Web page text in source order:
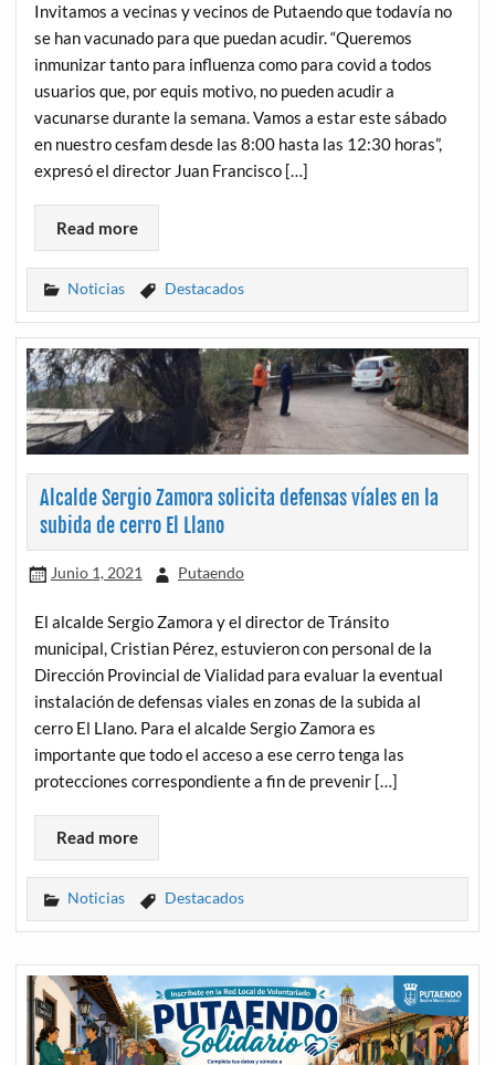
Invitamos a vecinas y vecinos de Putaendo que todavía no
se han vacunado para que puedan acudir. “Queremos
inmunizar tanto para influenza como para covid a todos
usuarios que, por equis motivo, no pueden acudir a
vacunarse durante la semana. Vamos a estar este sábado
en nuestro cesfam desde las 8:00 hasta las 12:30 horas”,
expresó el director Juan Francisco […]
Read more
Noticias Destacados
Alcalde Sergio Zamora solicita defensas víales en la
subida de cerro El Llano
Junio 1, 2021 Putaendo
El alcalde Sergio Zamora y el director de Tránsito
municipal, Cristian Pérez, estuvieron con personal de la
Dirección Provincial de Vialidad para evaluar la eventual
instalación de defensas viales en zonas de la subida al
cerro El Llano. Para el alcalde Sergio Zamora es
importante que todo el acceso a ese cerro tenga las
protecciones correspondiente a fin de prevenir […]
Read more
Noticias Destacados